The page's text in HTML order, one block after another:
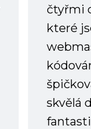
čtyřmi
které
skvělá